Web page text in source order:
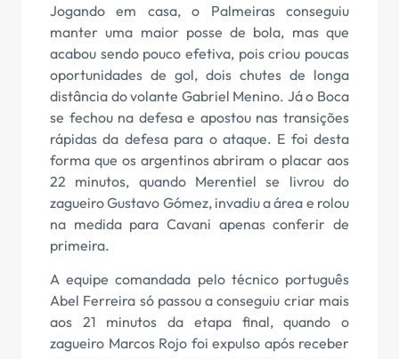
Jogando em casa, o Palmeiras conseguiu
manter uma maior posse de bola, mas que
acabou sendo pouco efetiva, pois criou poucas
oportunidades de gol, dois chutes de longa
distância do volante Gabriel Menino. Já o Boca
se fechou na defesa e apostou nas transições
rápidas da defesa para o ataque. E foi desta
forma que os argentinos abriram o placar aos
22 minutos, quando Merentiel se livrou do
zagueiro Gustavo Gómez, invadiu a área e rolou
na medida para Cavani apenas conferir de
primeira.
A equipe comandada pelo técnico português
Abel Ferreira só passou a conseguiu criar mais
aos 21 minutos da etapa final, quando o
zagueiro Marcos Rojo foi expulso após receber